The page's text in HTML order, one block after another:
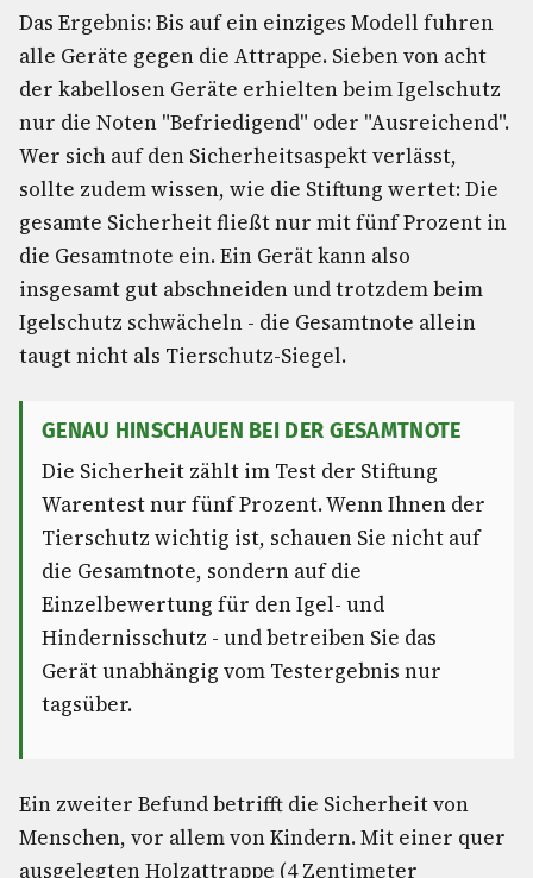
Das Ergebnis: Bis auf ein einziges Modell fuhren
alle Geräte gegen die Attrappe. Sieben von acht
der kabellosen Geräte erhielten beim Igelschutz
nur die Noten "Befriedigend" oder "Ausreichend".
Wer sich auf den Sicherheitsaspekt verlässt,
sollte zudem wissen, wie die Stiftung wertet: Die
gesamte Sicherheit fließt nur mit fünf Prozent in
die Gesamtnote ein. Ein Gerät kann also
insgesamt gut abschneiden und trotzdem beim
Igelschutz schwächeln - die Gesamtnote allein
taugt nicht als Tierschutz-Siegel.
GENAU HINSCHAUEN BEI DER GESAMTNOTE
Die Sicherheit zählt im Test der Stiftung
Warentest nur fünf Prozent. Wenn Ihnen der
Tierschutz wichtig ist, schauen Sie nicht auf
die Gesamtnote, sondern auf die
Einzelbewertung für den Igel- und
Hindernisschutz - und betreiben Sie das
Gerät unabhängig vom Testergebnis nur
tagsüber.
Ein zweiter Befund betrifft die Sicherheit von
Menschen, vor allem von Kindern. Mit einer quer
ausgelegten Holzattrappe (4 Zentimeter